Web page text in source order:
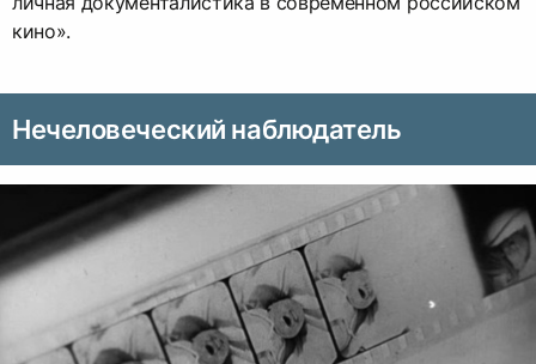
кино».
Нечеловеческий наблюдатель